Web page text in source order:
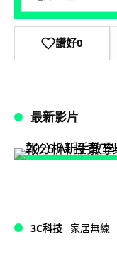
讚好0
最新影片
3C科技 家居無線